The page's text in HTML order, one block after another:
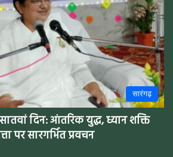
सारंगढ़
दिन: आंतरिक युद्ध, ध्यान शक्ति
पर सारगर्भित प्रवचन